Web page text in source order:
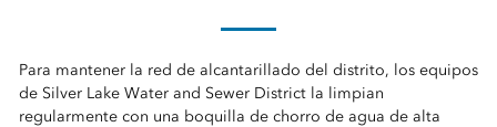
Para mantener la red de alcantarillado del distrito, los equipos
de Silver Lake Water and Sewer District la limpian
regularmente con una boquilla de chorro de agua de alta